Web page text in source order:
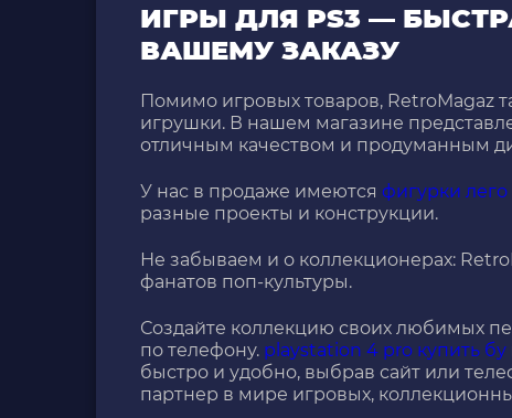
ИГРЫ ДЛЯ PS3 —
ВАШЕМУ ЗАКАЗУ
Помимо игровых товаров, RetroMagaz
игрушки. В нашем магазине
отличным качеством и продуманным
У нас в продаже имеются фигурки лего
разные проекты и конструкции.
Не забываем и о коллекционерах:
фанатов поп-культуры.
Создайте коллекцию своих любимых
по телефону. playstation 4 pro купить бу
быстро и удобно, выбрав сайт или
партнер в мире игровых,